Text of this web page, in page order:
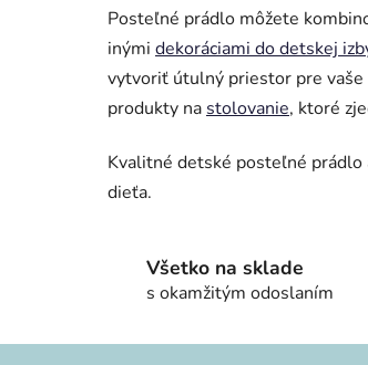
Posteľné prádlo môžete
inými dekoráciami do detskej
vytvoriť útulný priestor pre vaše
produkty na stolovanie, ktoré
Kvalitné detské posteľné
dieťa.
Všetko na sklade
s okamžitým odoslaním